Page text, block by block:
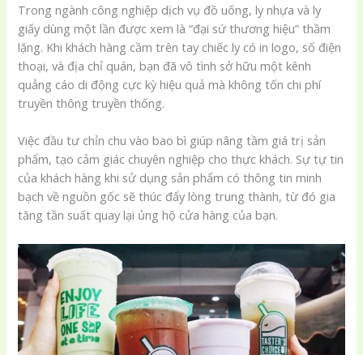
Trong ngành công nghiệp dịch vụ đồ uống, ly nhựa và ly
giấy dùng một lần được xem là “đại sứ thương hiệu” thầm
lặng. Khi khách hàng cầm trên tay chiếc ly có in logo, số điện
thoại, và địa chỉ quán, bạn đã vô tình sở hữu một kênh
quảng cáo di động cực kỳ hiệu quả mà không tốn chi phí
truyền thông truyền thống.
Việc đầu tư chỉn chu vào bao bì giúp nâng tầm giá trị sản
phẩm, tạo cảm giác chuyên nghiệp cho thực khách. Sự tự tin
của khách hàng khi sử dụng sản phẩm có thông tin minh
bạch về nguồn gốc sẽ thúc đẩy lòng trung thành, từ đó gia
tăng tần suất quay lại ủng hộ cửa hàng của bạn.